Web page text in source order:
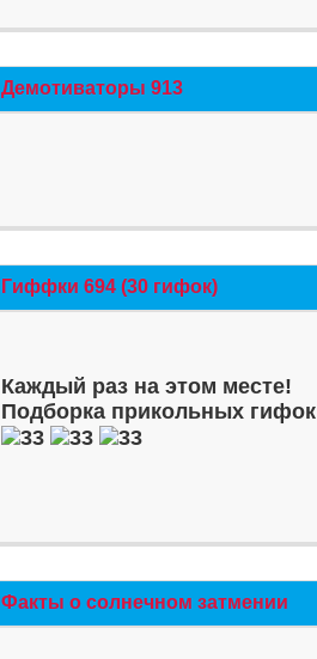
Демотиваторы 913
Гиффки 694 (30 гифок)
Каждый раз на этом месте!
Подборка прикольных гифок
Факты о солнечном затмении